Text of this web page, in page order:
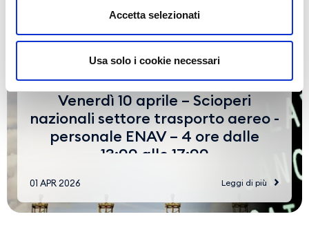
Accetta selezionati
Usa solo i cookie necessari
Venerdì 10 aprile – Scioperi
nazionali settore trasporto aereo -
personale ENAV – 4 ore dalle
13:00 alle 17:00
01 APR 2026 Leggi di più